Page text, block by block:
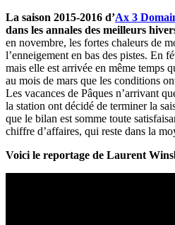
La saison 2015-2016 d’Ax 3
dans les annales des meilleurs
en novembre, les fortes chaleurs de
l’enneigement en bas des pistes. En
mais elle est arrivée en même temps
au mois de mars que les conditions
Les vacances de Pâques n’arrivant
la station ont décidé de terminer la
que le bilan est somme toute
chiffre d’affaires, qui reste dans la
Voici le reportage de Laurent